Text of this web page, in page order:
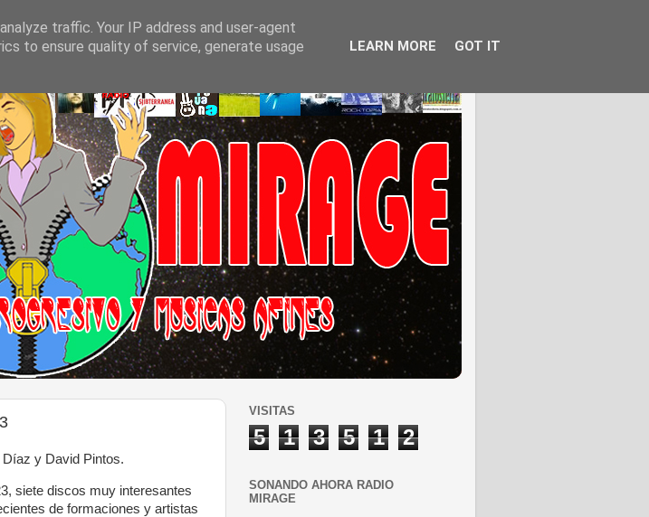
y David Pintos.
siete discos muy interesantes
de formaciones y artistas
VISITAS
5 1 3 5 1 2
SONANDO AHORA RADIO
MIRAGE
traffic. Your IP address and user-agent
to ensure quality of service, generate usage
LEARN MORE GOT IT